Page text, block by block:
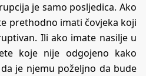
je samo posljedica. Ako
prethodno imati čovjeka koji
Ili ako imate nasilje u
koje nije odgojeno kako
je njemu poželjno da bude